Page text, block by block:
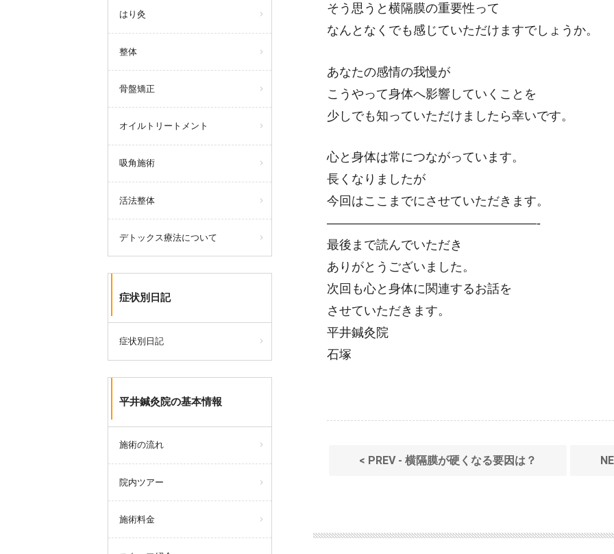
はり灸
整体
骨盤矯正
オイルトリートメント
吸角施術
活法整体
デトックス療法について
症状別日記
症状別日記
平井鍼灸院の基本情報
施術の流れ
院内ツアー
施術料金
そう思うと横隔膜の重要性って
なんとなくでも感じていただけますでしょうか。
あなたの感情の我慢が
こうやって身体へ影響していくことを
少しでも知っていただけましたら幸いです。
心と身体は常につながっています。
長くなりましたが
今回はここまでにさせていただきます。
—————————————————-
最後まで読んでいただき
ありがとうございました。
次回も心と身体に関連するお話を
させていただきます。
平井鍼灸院
石塚
< PREV - 横隔膜が硬くなる要因は？